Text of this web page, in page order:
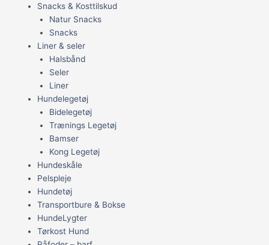
Snacks & Kosttilskud
Natur Snacks
Snacks
Liner & seler
Halsbånd
Seler
Liner
Hundelegetøj
Bidelegetøj
Trænings Legetøj
Bamser
Kong Legetøj
Hundeskåle
Pelspleje
Hundetøj
Transportbure & Bokse
HundeLygter
Tørkost Hund